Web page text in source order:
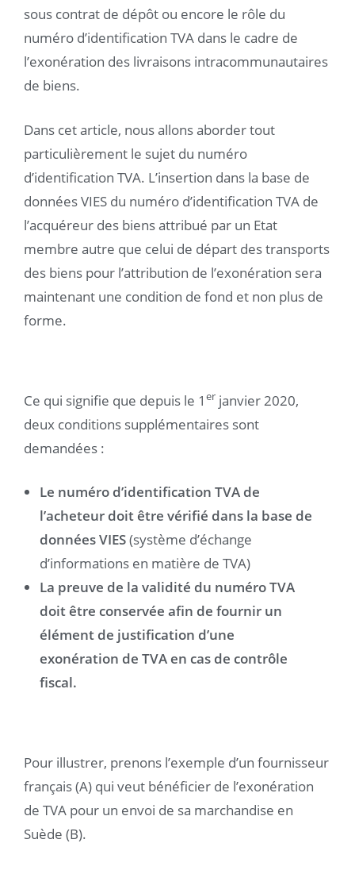
sous contrat de dépôt ou encore le rôle du
numéro d’identification TVA dans le cadre de
l’exonération des livraisons intracommunautaires
de biens.
Dans cet article, nous allons aborder tout
particulièrement le sujet du numéro
d’identification TVA. L’insertion dans la base de
données VIES du numéro d’identification TVA de
l’acquéreur des biens attribué par un Etat
membre autre que celui de départ des transports
des biens pour l’attribution de l’exonération sera
maintenant une condition de fond et non plus de
forme.
Ce qui signifie que depuis le 1 er janvier 2020,
deux conditions supplémentaires sont
demandées :
Le numéro d’identification TVA de
l’acheteur doit être vérifié dans la base de
données VIES(système d’échange
d’informations en matière de TVA)
La preuve de la validité du numéro TVA
doit être conservée afin de fournir un
élément de justification d’une
exonération de TVA en cas de contrôle
fiscal.
Pour illustrer, prenons l’exemple d’un fournisseur
français (A) qui veut bénéficier de l’exonération
de TVA pour un envoi de sa marchandise en
Suède (B).